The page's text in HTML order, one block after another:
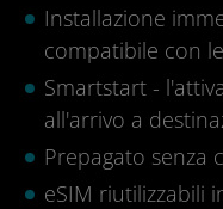
Installazione
compatibile con
Smartstart -
all'arrivo a
Prepagato senza
eSIM riutilizzabili